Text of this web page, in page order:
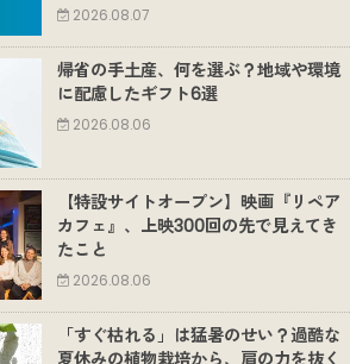
2026.08.07
帰省の手土産、何を選ぶ？地域や環境
に配慮したギフト6選
2026.08.06
【特設サイトオープン】映画『リペア
カフェ』、上映300回の先で見えてき
たこと
2026.08.06
「すぐ枯れる」は猛暑のせい？過酷な
夏休みの植物栽培から、肩の力を抜く